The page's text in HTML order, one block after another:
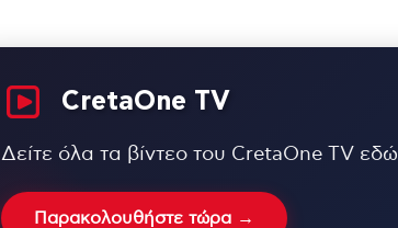
CretaOne TV
Δείτε όλα τα βίντεο του CretaOne TV εδώ
Παρακολουθήστε τώρα →